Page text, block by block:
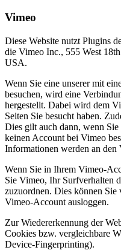
Vimeo
Diese Website nutzt Plugins
die Vimeo Inc., 555 West
USA.
Wenn Sie eine unserer mit
besuchen, wird eine
hergestellt. Dabei wird dem
Seiten Sie besucht haben.
Dies gilt auch dann, wenn
keinen Account bei Vimeo
Informationen werden an
Wenn Sie in Ihrem Vimeo-
Sie Vimeo, Ihr Surfverhalten
zuzuordnen. Dies können Sie
Vimeo-Account ausloggen.
Zur Wiedererkennung der
Cookies bzw. vergleichbare
Device-Fingerprinting).